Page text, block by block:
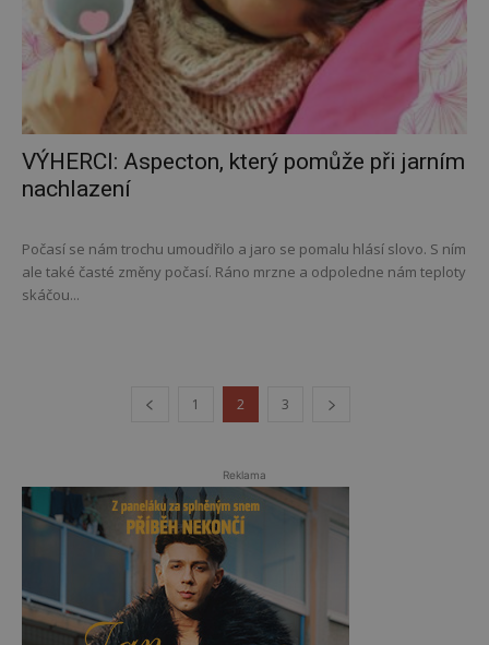
VÝHERCI: Aspecton, který pomůže při jarním
nachlazení
Počasí se nám trochu umoudřilo a jaro se pomalu hlásí slovo. S ním
ale také časté změny počasí. Ráno mrzne a odpoledne nám teploty
skáčou...
1 2 3
Reklama